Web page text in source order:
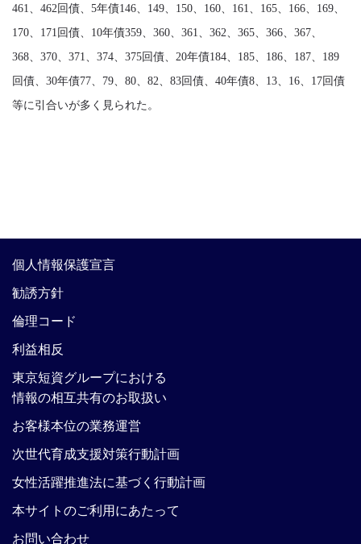
461、462回債、5年債146、149、150、160、161、165、166、169、
170、171回債、10年債359、360、361、362、365、366、367、
368、370、371、374、375回債、20年債184、185、186、187、189
回債、30年債77、79、80、82、83回債、40年債8、13、16、17回債
等に引合いが多く見られた。
個人情報保護宣言
勧誘方針
倫理コード
利益相反
東京短資グループにおける
情報の相互共有のお取扱い
お客様本位の業務運営
次世代育成支援対策行動計画
女性活躍推進法に基づく行動計画
本サイトのご利用にあたって
お問い合わせ